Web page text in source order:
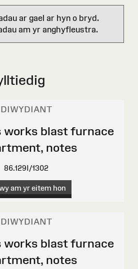
ar gael ar hyn o bryd.
am yr anghyfleustra.
DIWYDIANT
works blast furnace
notes
86.129I/1302
am yr eitem hon
DIWYDIANT
works blast furnace
notes